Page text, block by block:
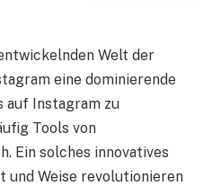
Welt der
eine dominierende
auf Instagram zu
Tools von
Ein solches innovatives
und Weise revolutionieren